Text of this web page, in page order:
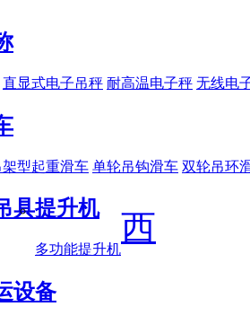
直显式电子吊秤 耐高温电子秤 无线电
架型起重滑车 单轮吊钩滑车 双轮吊环
具提升机
多功能提升机
设备
西